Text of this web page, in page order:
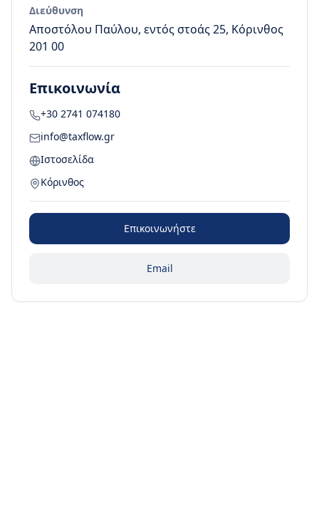
Διεύθυνση
Αποστόλου Παύλου, εντός στοάς 25, Κόρινθος
201 00
Επικοινωνία
+30 2741 074180
info@taxflow.gr
Ιστοσελίδα
Κόρινθος
Επικοινωνήστε
Email